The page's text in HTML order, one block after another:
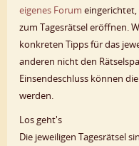
eigenes Forum eingerichtet,
zum Tagesrätsel eröffnen.
konkreten Tipps für das
anderen nicht den
Einsendeschluss können
werden.
Los geht's
Die jeweiligen Tagesrätsel